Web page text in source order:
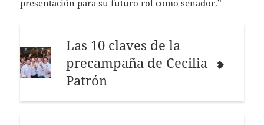
presentación para su futuro rol como senador.”
Las 10 claves de la
precampaña de Cecilia
Patrón